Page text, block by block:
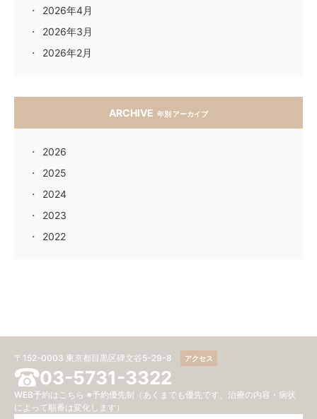
2026年4月
2026年3月
2026年2月
ARCHIVE 年別 アーカイブ
2026
2025
2024
2023
2022
〒152-0003 東京都目黒区碑文谷5-29-8 アクセス
03-5731-3322
WEB予約はこちら ※予約優先制（あくまでも優先です、治療の内容・病状
によって順番は変化します）